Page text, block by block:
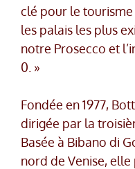
clé pour le
les palais les plus
notre Prosecco et
0. »
Fondée en 1977,
dirigée par la
Basée à Bibano di
nord de Venise,